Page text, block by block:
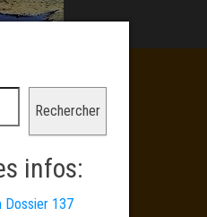
Rechercher
infos:
Dossier 137